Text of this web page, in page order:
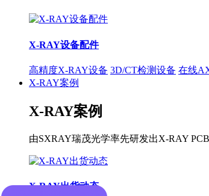
X-RAY设备配件
高精度X-RAY设备 3D/CT检测设备 在线
X-RAY案例
X-RAY案例
由SXRAY瑞茂光学率先研发出X-RAY
X-RAY出货动态